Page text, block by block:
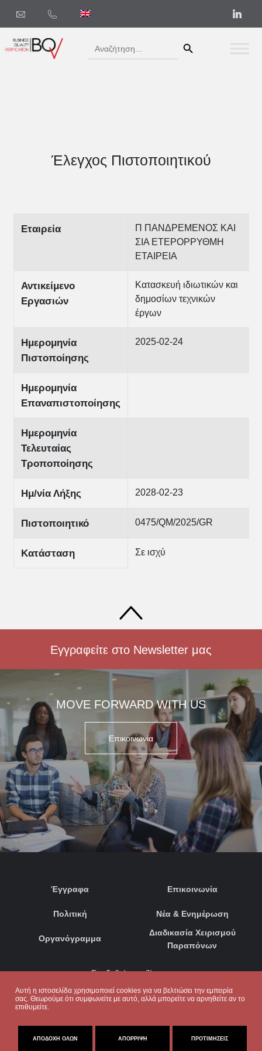
Αυτή η ιστοσελίδα χρησιμοποιεί cookies για να βελτιώσει την εμπειρία
σας. Θεωρούμε ότι συμφωνείτε με αυτό, αλλά μπορείτε να αρνηθείτε αν το
επιθυμείτε.
ΑΠΟΔΟΧΉ ΌΛΩΝ ΑΠΌΡΡΙΨΗ ΠΡΟΤΙΜΉΣΕΙΣ
Search
for:
Έλεγχος Πιστοποιητικού
Εταιρεία
Π ΠΑΝΔΡΕΜΕΝΟΣ ΚΑΙ
ΣΙΑ ΕΤΕΡΟΡΡΥΘΜΗ
ΕΤΑΙΡΕΙΑ
Αντικείμενο
Εργασιών
Κατασκευή ιδιωτικών και
δημοσίων τεχνικών
έργων
Ημερομηνία
Πιστοποίησης
2025-02-24
Ημερομηνία
Επαναπιστοποίησης
Ημερομηνία
Τελευταίας
Τροποποίησης
Ημ/νία Λήξης 2028-02-23
Πιστοποιητικό 0475/QM/2025/GR
Κατάσταση Σε ισχύ
Εγγραφείτε στο Newsletter μας
MOVE FORWARD WITH US
Επικοινωνία
Έγγραφα
Πολιτική
Οργανόγραμμα
Επικοινωνία
Νέα & Ενημέρωση
Διαδικασία Χειρισμού
Παραπόνων
Συνδεθείτε μαζί μας: